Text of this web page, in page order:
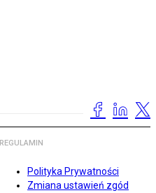
REGULAMIN
Polityka Prywatności
Zmiana ustawień zgód